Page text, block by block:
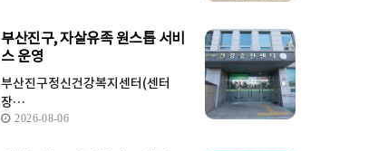
부산진구, 자살유족 원스톱 서비
스 운영
부산진구정신건강복지센터(센터
장…
2026-08-06